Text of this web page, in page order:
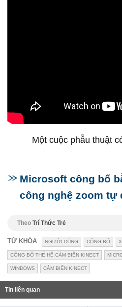
Một cuộc phẫu thuật
Microsoft công bố
công nghệ zoom tự
Theo Trí Thức Trẻ
TỪ KHÓA NGƯỜI DÙNG CÔNG BỐ
CÔNG BỐ THẾ HỆ CẢM BIẾN KINECT
WINDOWS CẢM BIẾN KINECT
Tin liên quan